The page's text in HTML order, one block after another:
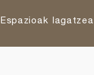
Espazioak lagatzea